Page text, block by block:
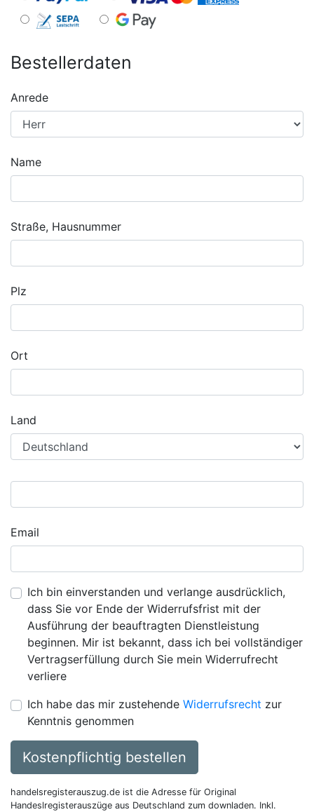
Bestellerdaten
Anrede
Name
Straße, Hausnummer
Plz
Ort
Land
Email
Ich bin einverstanden und verlange ausdrücklich,
dass Sie vor Ende der Widerrufsfrist mit der
Ausführung der beauftragten Dienstleistung
beginnen. Mir ist bekannt, dass ich bei vollständiger
Vertragserfüllung durch Sie mein Widerrufrecht
verliere
Ich habe das mir zustehende Widerrufsrecht zur
Kenntnis genommen
Kostenpflichtig bestellen
handelsregisterauszug.de ist die Adresse für Original
Handeslregisterauszüge aus Deutschland zum downladen. Inkl.